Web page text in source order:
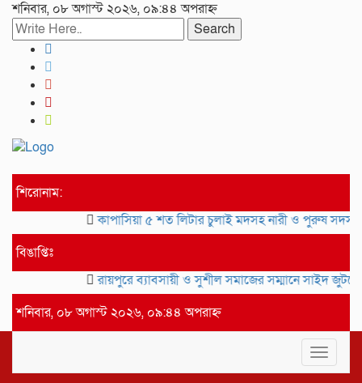
শনিবার, ০৮ অগাস্ট ২০২৬, ০৯:৪৪ অপরাহ্ন
Search
শিরোনাম:
কাপাসিয়া ৫ শত লিটার চুলাই মদসহ নারী ও পুরুষ সদস্য
বিঙাপ্তিঃ
রায়পুরে ব্যাবসায়ী ও সুশীল সমাজের সম্মানে সাইদ জুটনের
শনিবার, ০৮ অগাস্ট ২০২৬, ০৯:৪৪ অপরাহ্ন
Toggle